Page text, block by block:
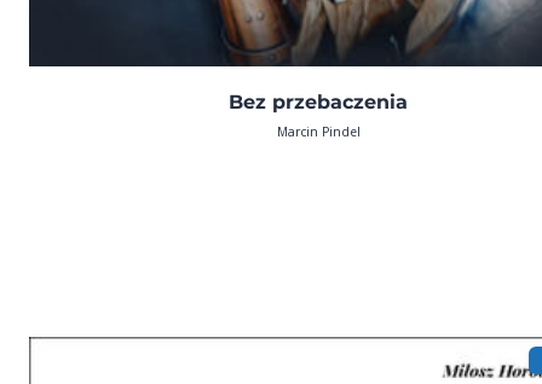
Bez przebaczenia
Marcin Pindel